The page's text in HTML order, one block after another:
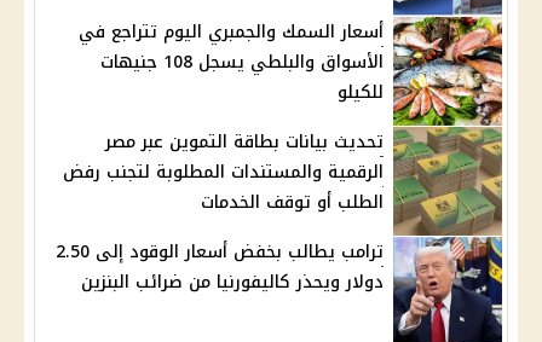
أسعار السمك والجمبري اليوم تتراجع في
الأسواق والبلطي يسجل 108 جنيهات
للكيلو
تحديث بيانات بطاقة التموين عبر مصر
الرقمية والمستندات المطلوبة لتجنب رفض
الطلب أو توقف الخدمات
ترامب يطالب بخفض أسعار الوقود إلى 2.50
دولار ويحذر كاليفورنيا من ضرائب البنزين